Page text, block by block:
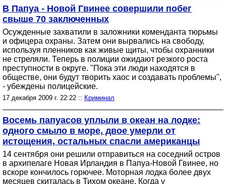
В Папуа - Новой Гвинее совершили побег
свыше 70 заключенных
Осужденные захватили в заложники коменданта тюрьмы
и офицера охраны. Затем они вырвались на свободу,
используя пленников как живые щиты, чтобы охранники
не стреляли. Теперь в полиции ожидают резкого роста
преступности в округе. "Пока эти люди находятся в
обществе, они будут творить хаос и создавать проблемы",
- убеждены полицейские.
17 декабря 2009 г. 22:22 :: Криминал
Восемь папуасов уплыли в океан на лодке:
одного смыло в море, двое умерли от
истощения, остальных спасли американцы
14 сентября они решили отправиться на соседний остров
в архипелаге Новая Ирландия в Папуа-Новой Гвинее, но
вскоре кончилось горючее. Моторная лодка более двух
месяцев скиталась в Тихом океане. Когда у